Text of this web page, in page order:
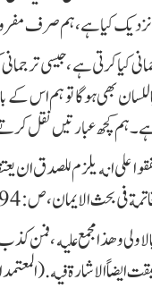
نزدیک کیا ہے،ہم صرف
کرتی ہے ، جیسی
بھی ہوگا تو ہم اس
ہے۔ ہم کچھ عبارتیں نقل
على انه يلزم للصدق ان
الايمان، ص: 194 ، رضا اکیڈمی )
و هذا مجمع عليه ،
فيه.( المعتمد المستند